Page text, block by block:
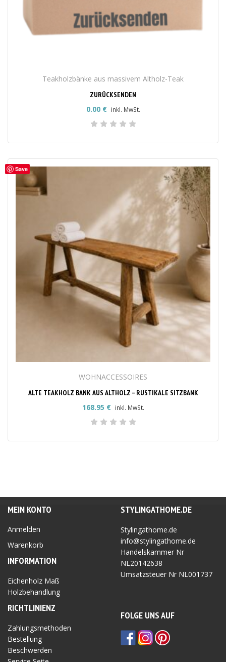
Teakholzbänke aus massivem Altholz-Teak
ZURÜCKSENDEN
0.00 € inkl. MwSt.
Save
WOHNACCESSOIRES
ALTE TEAKHOLZ BANK AUS ALTHOLZ – RUSTIKALE SITZBANK
168.95 € inkl. MwSt.
MEIN KONTO
Anmelden
Warenkorb
INFORMATION
Eichenholz Maß
Holzbehandlung
RICHTLINIENZ
Zahlungsmethoden
Bestellung
Beschwerden
STYLINGATHOME.DE
Stylingathome.de
info@stylingathome.de
Handelskammer Nr
NL20142638
Umsatzsteuer Nr NL001737
FOLGE UNS AUF